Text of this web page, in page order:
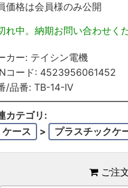
価格は会員様のみ公開
れ中。納期お問い合わせくだ
カー: テイシン電機
コード: 4523956061452
/品番: TB-14-IV
カテゴリ:
ケース
> プラスチックケ
ご注